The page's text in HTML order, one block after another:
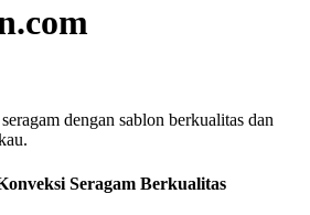
dengan sablon berkualitas dan
Seragam Berkualitas